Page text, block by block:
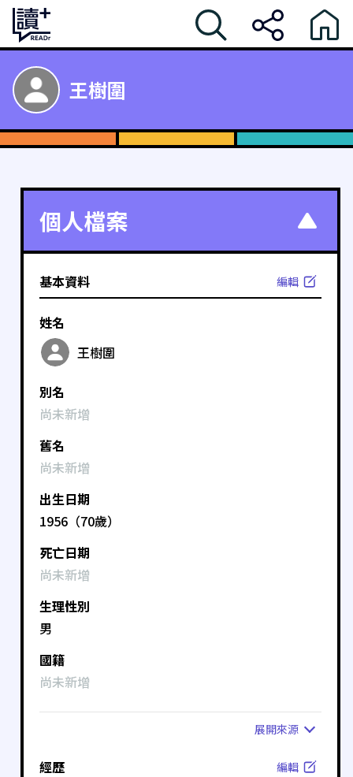
王樹圍
個人檔案
基本資料 編輯
姓名
王樹圍
別名
尚未新增
舊名
尚未新增
出生日期
1956（70歲）
死亡日期
尚未新增
生理性別
男
國籍
尚未新增
展開來源
經歷 編輯